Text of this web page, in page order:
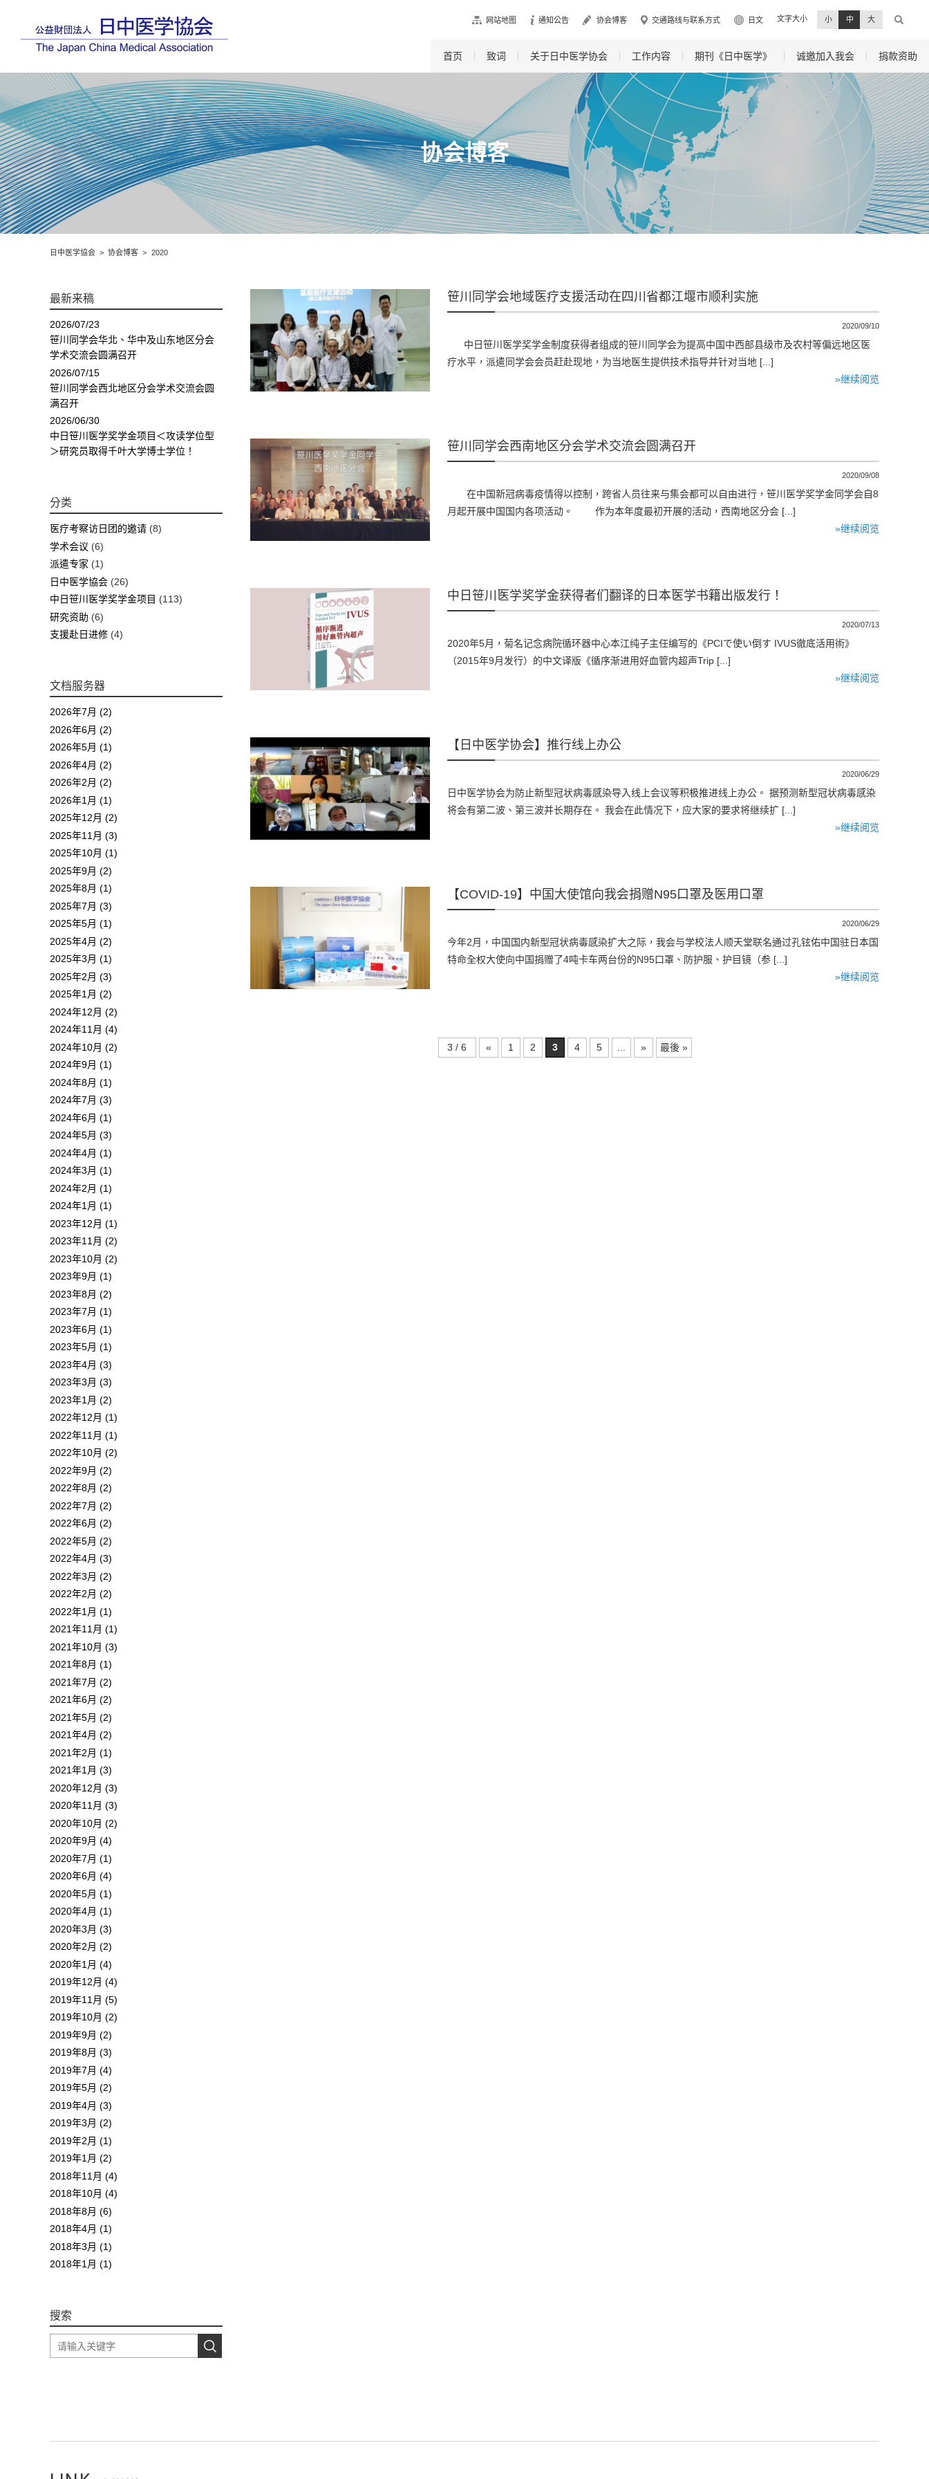
网站地图 通知公告 协会博客 交通路线与联系方式 日文 文字大小 小 中 大
首页 致词 关于日中医学协会 工作内容 期刊《日中医学》 诚邀加入我会 捐款资助
协会博客
日中医学協会 协会博客 2020
笹川同学会地域医疗支援活动在四川省都江堰市顺利实施
2020/09/10
中日笹川医学奖学金制度获得者组成的笹川同学会为提高中国中西部县级市及农村等偏远地区医
疗水平，派遣同学会会员赶赴现地，为当地医生提供技术指导并针对当地 [...]
»继续阅览
笹川同学会西南地区分会学术交流会圆满召开
2020/09/08
在中国新冠病毒疫情得以控制，跨省人员往来与集会都可以自由进行，笹川医学奖学金同学会自8
月起开展中国国内各项活动。 作为本年度最初开展的活动，西南地区分会 [...]
»继续阅览
中日笹川医学奖学金获得者们翻译的日本医学书籍出版发行！
2020/07/13
2020年5月，菊名记念病院循环器中心本江纯子主任编写的《PCIで使い倒す IVUS徹底活用術》
（2015年9月发行）的中文译版《循序渐进用好血管内超声Trip [...]
»继续阅览
【日中医学协会】推行线上办公
2020/06/29
日中医学协会为防止新型冠状病毒感染导入线上会议等积极推进线上办公。 据预测新型冠状病毒感染
将会有第二波、第三波并长期存在。 我会在此情况下，应大家的要求将继续扩 [...]
»继续阅览
【COVID-19】中国大使馆向我会捐赠N95口罩及医用口罩
2020/06/29
今年2月，中国国内新型冠状病毒感染扩大之际，我会与学校法人顺天堂联名通过孔铉佑中国驻日本国
特命全权大使向中国捐赠了4吨卡车两台份的N95口罩、防护服、护目镜（参 [...]
»继续阅览
3 / 6 « 1 2 3 4 5 » 最後 »
最新来稿
2026/07/23
笹川同学会华北、华中及山东地区分会
学术交流会圆满召开
2026/07/15
笹川同学会西北地区分会学术交流会圆
满召开
2026/06/30
中日笹川医学奖学金项目＜攻读学位型
＞研究员取得千叶大学博士学位！
分类
医疗考察访日团的邀请 (8)
学术会议 (6)
派遣专家 (1)
日中医学協会 (26)
中日笹川医学奖学金项目 (113)
研究资助 (6)
支援赴日进修 (4)
文档服务器
2026年7月 (2)
2026年6月 (2)
2026年5月 (1)
2026年4月 (2)
2026年2月 (2)
2026年1月 (1)
2025年12月 (2)
2025年11月 (3)
2025年10月 (1)
2025年9月 (2)
2025年8月 (1)
2025年7月 (3)
2025年5月 (1)
2025年4月 (2)
2025年3月 (1)
2025年2月 (3)
2025年1月 (2)
2024年12月 (2)
2024年11月 (4)
2024年10月 (2)
2024年9月 (1)
2024年8月 (1)
2024年7月 (3)
2024年6月 (1)
2024年5月 (3)
2024年4月 (1)
2024年3月 (1)
2024年2月 (1)
2024年1月 (1)
2023年12月 (1)
2023年11月 (2)
2023年10月 (2)
2023年9月 (1)
2023年8月 (2)
2023年7月 (1)
2023年6月 (1)
2023年5月 (1)
2023年4月 (3)
2023年3月 (3)
2023年1月 (2)
2022年12月 (1)
2022年11月 (1)
2022年10月 (2)
2022年9月 (2)
2022年8月 (2)
2022年7月 (2)
2022年6月 (2)
2022年5月 (2)
2022年4月 (3)
2022年3月 (2)
2022年2月 (2)
2022年1月 (1)
2021年11月 (1)
2021年10月 (3)
2021年8月 (1)
2021年7月 (2)
2021年6月 (2)
2021年5月 (2)
2021年4月 (2)
2021年2月 (1)
2021年1月 (3)
2020年12月 (3)
2020年11月 (3)
2020年10月 (2)
2020年9月 (4)
2020年7月 (1)
2020年6月 (4)
2020年5月 (1)
2020年4月 (1)
2020年3月 (3)
2020年2月 (2)
2020年1月 (4)
2019年12月 (4)
2019年11月 (5)
2019年10月 (2)
2019年9月 (2)
2019年8月 (3)
2019年7月 (4)
2019年5月 (2)
2019年4月 (3)
2019年3月 (2)
2019年2月 (1)
2019年1月 (2)
2018年11月 (4)
2018年10月 (4)
2018年8月 (6)
2018年4月 (1)
2018年3月 (1)
2018年1月 (1)
搜索